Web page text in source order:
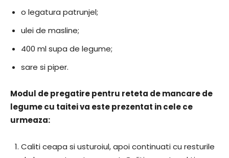
o legatura patrunjel;
ulei de masline;
400 ml supa de legume;
sare si piper.
Modul de pregatire pentru reteta de mancare de
legume cu taitei va este prezentat in cele ce
urmeaza:
Caliti ceapa si usturoiul, apoi continuati cu resturile